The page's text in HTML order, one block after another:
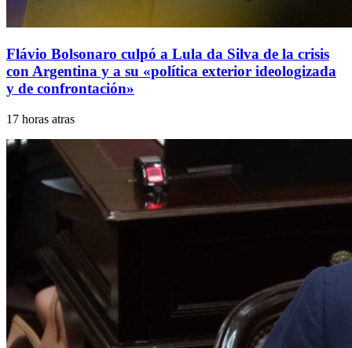
Flávio Bolsonaro culpó a Lula da Silva de la crisis
con Argentina y a su «política exterior ideologizada
y de confrontación»
17 horas atras